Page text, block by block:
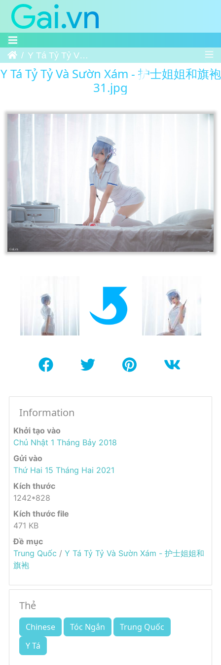
Trang chủY Tá Tỷ Tỷ Và Sườn Xám - 护士姐姐和旗袍 31
Y Tá Tỷ Tỷ Và Sườn Xám - 护士姐姐和旗袍
31.jpg
Information
Khởi tạo vào
Chủ Nhật 1 Tháng Bảy 2018
Gửi vào
Thứ Hai 15 Tháng Hai 2021
Kích thước
1242*828
Kích thước file
471 KB
Đề mục
Trung Quốc / Y Tá Tỷ Tỷ Và Sườn Xám - 护士姐姐和
旗袍
Thẻ
Chinese Tóc Ngắn
Trung Quốc
Y Tá